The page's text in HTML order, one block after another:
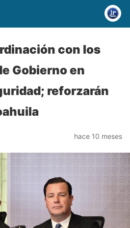
con los
Gobierno en
reforzarán
hace 10 meses